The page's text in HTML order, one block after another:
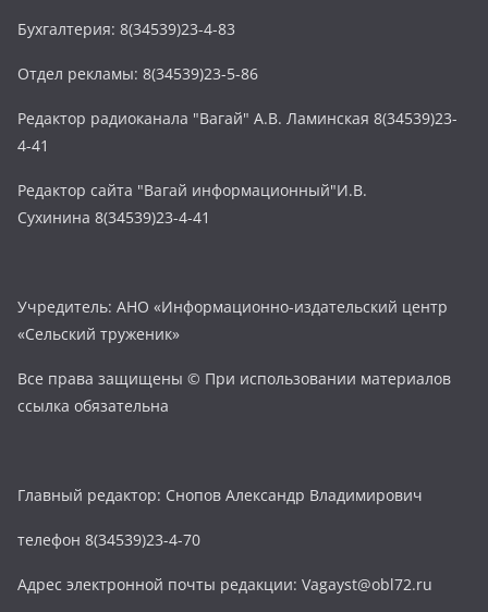
Бухгалтерия: 8(34539)23-4-83
Отдел рекламы: 8(34539)23-5-86
Редактор радиоканала "Вагай" А.В. Ламинская 8(34539)23-
4-41
Редактор сайта "Вагай информационный"И.В.
Сухинина 8(34539)23-4-41
Учредитель: АНО «Информационно-издательский центр
«Сельский труженик»
Все права защищены © При использовании материалов
ссылка обязательна
Главный редактор: Снопов Александр Владимирович
телефон 8(34539)23-4-70
Адрес электронной почты редакции: Vagayst@obl72.ru